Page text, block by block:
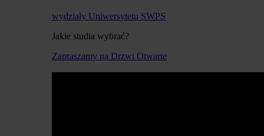
wydziały Uniwersytetu SWPS
Jakie studia wybrać?
Zapraszamy na Drzwi Otwarte